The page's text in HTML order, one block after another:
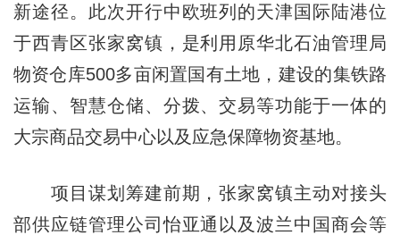
新途径。此次开行中欧班列的天津国际陆港位
于西青区张家窝镇，是利用原华北石油管理局
物资仓库500多亩闲置国有土地，建设的集铁路
运输、智慧仓储、分拨、交易等功能于一体的
大宗商品交易中心以及应急保障物资基地。
项目谋划筹建前期，张家窝镇主动对接头
部供应链管理公司怡亚通以及波兰中国商会等